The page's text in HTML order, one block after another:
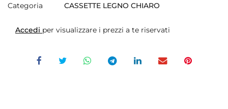
Categoria
CASSETTE LEGNO CHIARO
Accedi per visualizzare i prezzi a te riservati